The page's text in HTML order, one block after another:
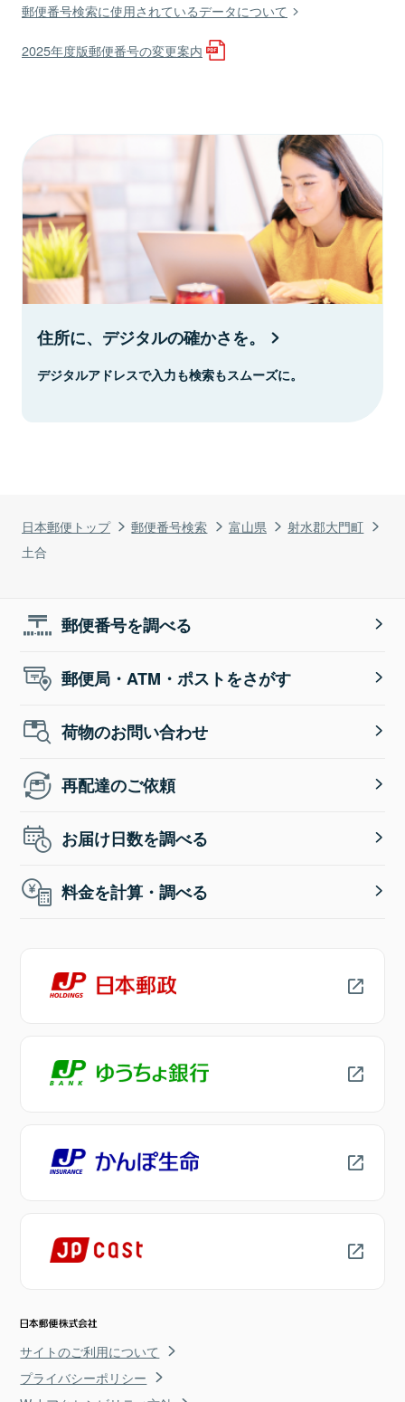
日本郵便トップ 郵便番号検索 富山県
射水郡大門町
土合
郵便番号検索に使用されているデータについて
2025年度版郵便番号の変更案内
住所に、デジタルの確かさを。
デジタルアドレスで入力も検索もスムーズに。
郵便番号を調べる
郵便局・ATM・ポストをさがす
荷物のお問い合わせ
再配達のご依頼
お届け日数を調べる
料金を計算・調べる
サイトのご利用について
プライバシーポリシー